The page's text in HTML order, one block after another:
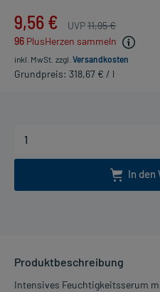
9,56 € UVP11,95 €
96 PlusHerzen sammeln
inkl. MwSt. zzgl. Versandkosten
Grundpreis: 318,67 € / l
In den
Produktbeschreibung
Intensives Feuchtigkeitsserum